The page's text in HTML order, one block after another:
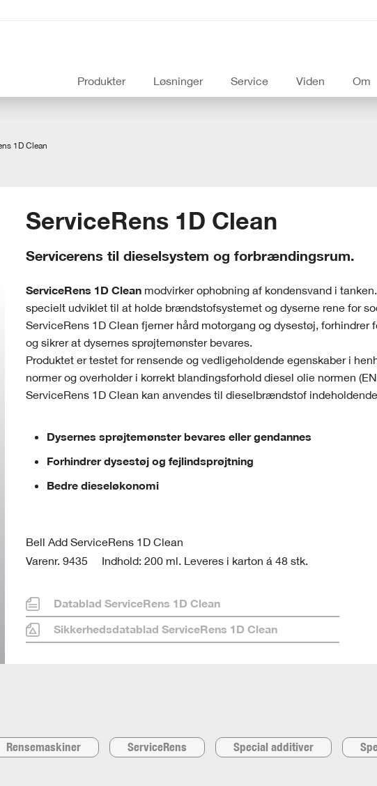
Produkter Løsninger Service Viden Om
1D Clean
ServiceRens 1D Clean
Servicerens til dieselsystem og forbrændingsrum.
ServiceRens 1D Clean modvirker ophobning af kondensvand i
specielt udviklet til at holde brændstofsystemet og dyserne rene for
ServiceRens 1D Clean fjerner hård motorgang og dysestøj, forhindrer
og sikrer at dysernes sprøjtemønster bevares.
Produktet er testet for rensende og vedligeholdende egenskaber i
normer og overholder i korrekt blandingsforhold diesel olie normen
ServiceRens 1D Clean kan anvendes til dieselbrændstof
Dysernes sprøjtemønster bevares eller gendannes
Forhindrer dysestøj og fejlindsprøjtning
Bedre dieseløkonomi
Bell Add ServiceRens 1D Clean
Varenr. 9435
Indhold: 200 ml. Leveres i karton á 48 stk.
Datablad ServiceRens 1D Clean
Sikkerhedsdatablad ServiceRens 1D Clean
Rensemaskiner ServiceRens Special additiver